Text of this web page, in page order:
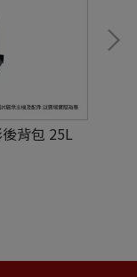
背包 25L